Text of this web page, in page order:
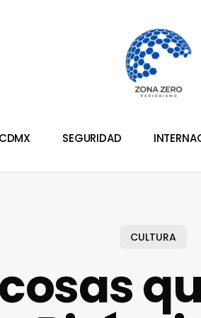
CDMX SEGURIDAD
CULTURA